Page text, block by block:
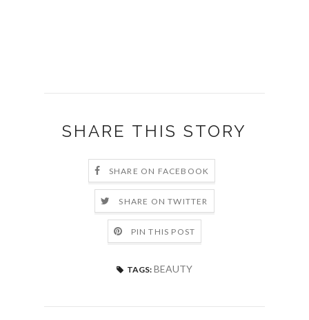
SHARE THIS STORY
SHARE ON FACEBOOK
SHARE ON TWITTER
PIN THIS POST
TAGS: BEAUTY